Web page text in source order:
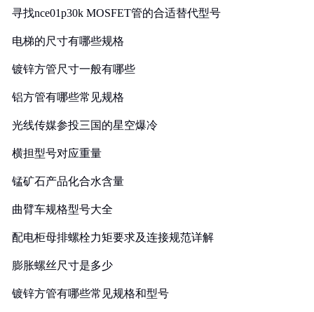
寻找nce01p30k MOSFET管的合适替代型号
电梯的尺寸有哪些规格
镀锌方管尺寸一般有哪些
铝方管有哪些常见规格
光线传媒参投三国的星空爆冷
横担型号对应重量
锰矿石产品化合水含量
曲臂车规格型号大全
配电柜母排螺栓力矩要求及连接规范详解
膨胀螺丝尺寸是多少
镀锌方管有哪些常见规格和型号